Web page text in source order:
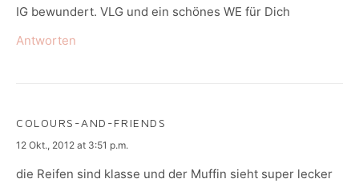
IG bewundert. VLG und ein schönes WE für Dich
Antworten
COLOURS-AND-FRIENDS
says:
12 Okt., 2012 at 3:51 p.m.
die Reifen sind klasse und der Muffin sieht super lecker